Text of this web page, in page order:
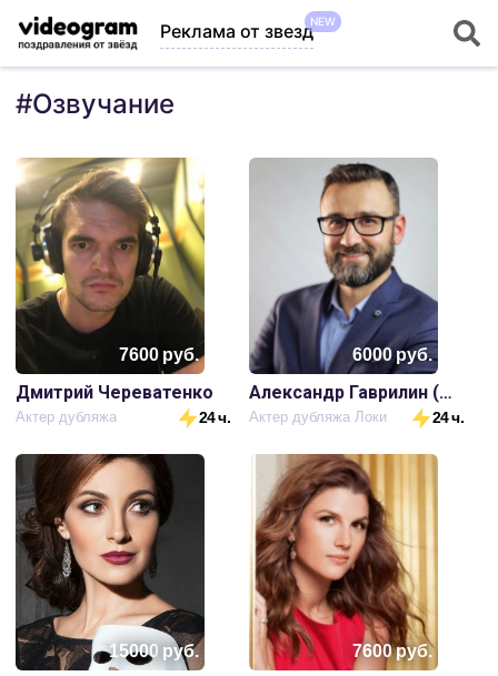
Реклама от звездNEW
#Озвучание
7600руб.
Дмитрий Череватенко
Актер дубляжа 24 ч.
6000руб.
Александр Гаврилин (голос Локи)
Актер дубляжа Локи 24 ч.
15000 руб. 7600руб.